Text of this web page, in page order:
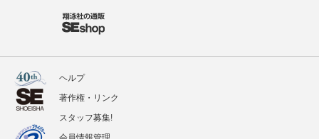
ヘルプ
著作権・リンク
スタッフ募集!
会員情報管理